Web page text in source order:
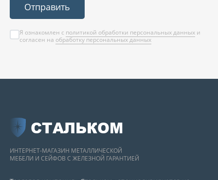
Отправить
Я ознакомлен с политикой обработки персональных данных и
согласен на обработку персональных данных
СТАЛЬКОМ
ИНТЕРНЕТ-МАГАЗИН МЕТАЛЛИЧЕСКОЙ
МЕБЕЛИ И СЕЙФОВ С ЖЕЛЕЗНОЙ ГАРАНТИЕЙ